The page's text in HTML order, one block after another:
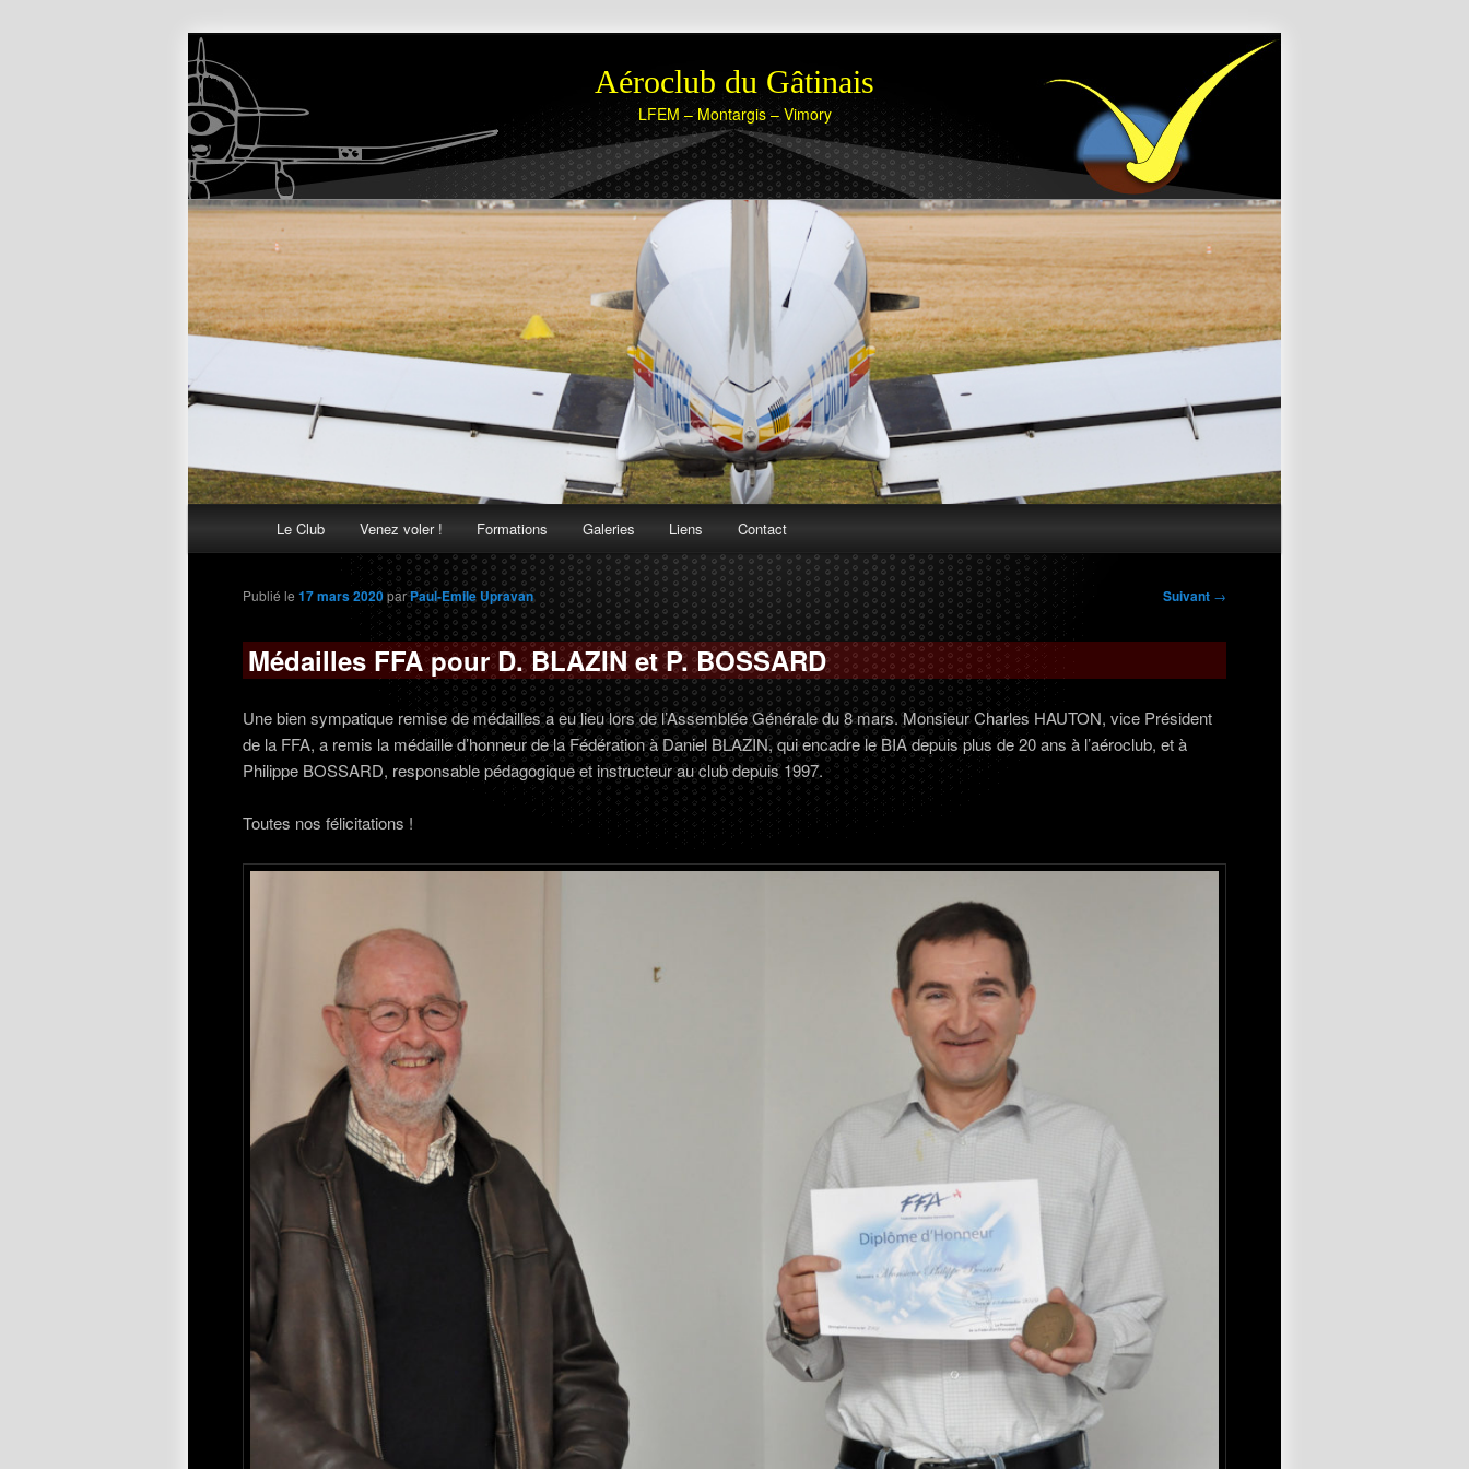
Aéroclub du Gâtinais
LFEM – Montargis – Vimory
Aller
contenu
Aller
contenu
Le Club Venez voler ! Formations Galeries Liens Contact
Navigation
articles
Suivant →
Médailles FFA pour D. BLAZIN et P. BOSSARD
Publié le 17 mars 2020parPaul-Emile Upravan
Une bien sympatique remise de médailles a eu lieu lors de l’Assemblée Générale du 8 mars. Monsieur Charles HAUTON, vice Président
de la FFA, a remis la médaille d’honneur de la Fédération à Daniel BLAZIN, qui encadre le BIA depuis plus de 20 ans à l’aéroclub, et à
Philippe BOSSARD, responsable pédagogique et instructeur au club depuis 1997.
Toutes nos félicitations !